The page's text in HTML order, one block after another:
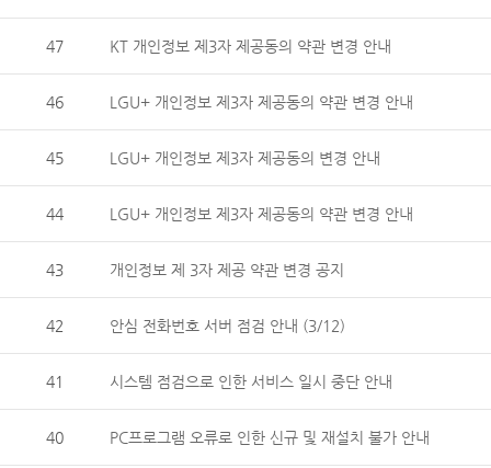
47 KT 개인정보 제3자 제공동의 약관 변경 안내
46 LGU+ 개인정보 제3자 제공동의 약관 변경 안내
45 LGU+ 개인정보 제3자 제공동의 변경 안내
44 LGU+ 개인정보 제3자 제공동의 약관 변경 안내
43 개인정보 제 3자 제공 약관 변경 공지
42 안심 전화번호 서버 점검 안내 (3/12)
41 시스템 점검으로 인한 서비스 일시 중단 안내
40 PC프로그램 오류로 인한 신규 및 재설치 불가 안내